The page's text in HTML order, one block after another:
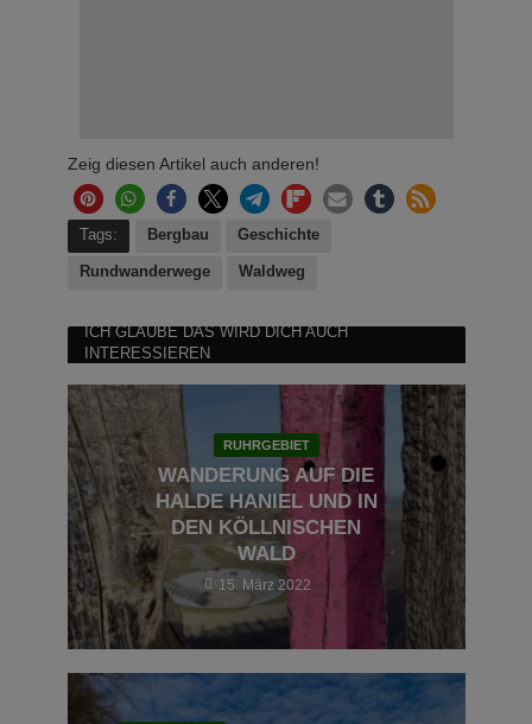
Zeig diesen Artikel auch anderen!
Tags: Bergbau Geschichte
Rundwanderwege Waldweg
ICH GLAUBE DAS WIRD DICH AUCH
INTERESSIEREN
RUHRGEBIET
WANDERUNG AUF DIE
HALDE HANIEL UND IN
DEN KÖLLNISCHEN
WALD
15. März 2022